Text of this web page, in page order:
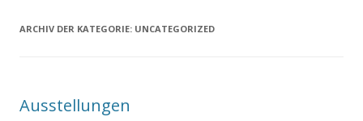
ARCHIV DER KATEGORIE: UNCATEGORIZED
Ausstellungen